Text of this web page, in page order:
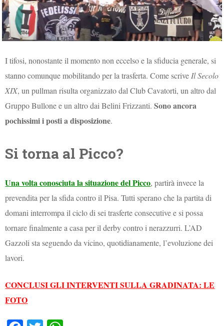
I tifosi, nonostante il momento non eccelso e la sfiducia generale, si
stanno comunque mobilitando per la trasferta. Come scrive Il Secolo
XIX, un pullman risulta organizzato dal Club Cavatorti, un altro dal
Gruppo Bullone e un altro dai Belini Frizzanti.Sono ancora
pochissimi i posti a disposizione.
Si torna al Picco?
Una volta conosciuta la situazione del Picco, partirà invece la
prevendita per la sfida contro il Pisa. Tutti sperano che la partita di
domani interrompa il ciclo di sei trasferte consecutive e si possa
tornare finalmente a casa per il derby contro i nerazzurri. L’AD
Gazzoli sta seguendo da vicino, quotidianamente, l’evoluzione dei
lavori.
CONCLUSI GLI INTERVENTI SULLA GRADINATA: LE
FOTO